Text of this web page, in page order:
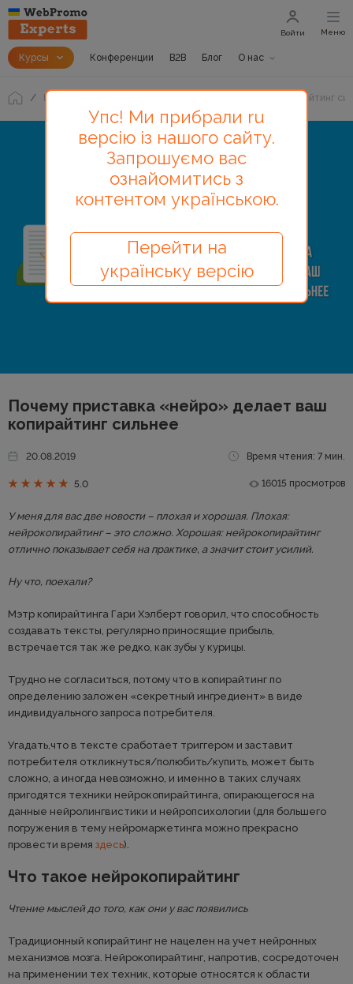
Курсы Конференции B2B Блог О нас
Войти Меню
Блог Почему приставка «нейро» делает ваш копирайтинг
Почему приставка «нейро» делает ваш
копирайтинг сильнее
20.08.2019 Время чтения: 7 мин.
5.0 16015 просмотров
У меня для вас две новости – плохая и хорошая. Плохая:
нейрокопирайтинг – это сложно. Хорошая: нейрокопирайтинг
отлично показывает себя на практике, а значит стоит усилий.
Ну что, поехали?
Мэтр копирайтинга Гари Хэлберт говорил, что способность
создавать тексты, регулярно приносящие прибыль,
встречается так же редко, как зубы у курицы.
Трудно не согласиться, потому что в копирайтинг по
определению заложен «секретный ингредиент» в виде
индивидуального запроса потребителя.
Угадать,что в тексте сработает триггером и заставит
потребителя откликнуться/полюбить/купить, может быть
сложно, а иногда невозможно, и именно в таких случаях
пригодятся техники нейрокопирайтинга, опирающегося на
данные нейролингвистики и нейропсихологии (для большего
погружения в тему нейромаркетинга можно прекрасно
провести время здесь).
Что такое нейрокопирайтинг
Чтение мыслей до того, как они у вас появились
Традиционный копирайтинг не нацелен на учет нейронных
механизмов мозга. Нейрокопирайтинг, напротив, сосредоточен
на применении тех техник, которые относятся к области
Упс! Ми прибрали ru
версію із нашого сайту.
Запрошуємо вас
ознайомитись з
контентом українською.
Перейти на
українську версію